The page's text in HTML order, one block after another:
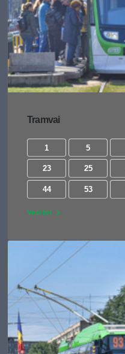
Tramvai
1 5
23 25
44 53
Vezi tot